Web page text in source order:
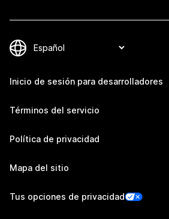
Inicio de sesión para desarrolladores
Términos del servicio
Política de privacidad
Mapa del sitio
Tus opciones de privacidad